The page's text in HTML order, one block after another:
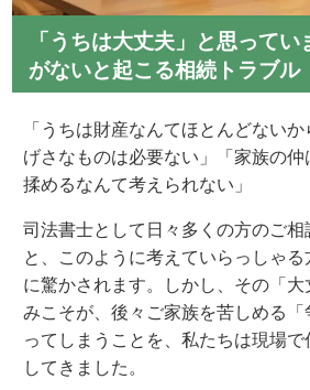
「うちは大丈夫」と思って
がないと起こる相続トラブル
「うちは財産なんてほとんどない
げさなものは必要ない」「家族の
揉めるなんて考えられない」
司法書士として日々多くの方のご
と、このように考えていらっしゃ
に驚かされます。しかし、その「
みこそが、後々ご家族を苦しめる
ってしまうことを、私たちは現場
してきました。